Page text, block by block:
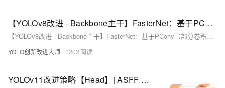
【YOLOv8改进 - Backbone主干】FasterNet：基于PConv（部分卷积）的神经网络，提升精度与速度，降低参数量。
【YOLOv8改进 - Backbone主干】FasterNet：基于PConv（部分卷积）的神经网络，提升精度与速度，降低参数量。
YOLO创新改进大师 1202
YOLOv11改进策略【Head】| ASFF 自适应空间特征融合模块，改进检测头Detect_ASFF